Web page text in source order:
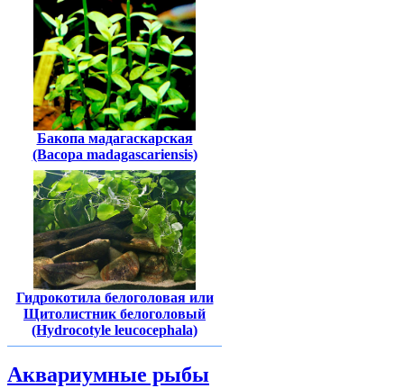
Бакопа мадагаскарская
(Bacopa madagascariensis)
Гидрокотила белоголовая или
Щитолистник белоголовый
(Hydrocotyle leucocephala)
Аквариумные рыбы